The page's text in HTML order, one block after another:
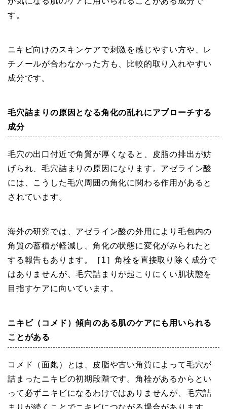
す。
ニキビ向けのスキンケアで刺激を感じやすい方や、レ
チノールが合わなかった方も、比較的取り入れやすい
成分です。
毛穴詰まりの原因となる角化の乱れにアプローチする
成分
毛穴の出口付近で角質が厚くなると、皮脂の排出が妨
げられ、毛穴詰まりの原因になります。アゼライン酸
には、こうした毛穴周囲の角化に関わる作用があると
されています。
海外の研究では、アゼライン酸の外用により毛包内の
角質の蓄積が軽減し、角化の状態に変化がみられたと
する報告もあります。［1］角栓を直接取り除く成分で
はありませんが、毛穴詰まりが起こりにくい肌状態を
目指すケアに向いています。
ニキビ（コメド）傾向のある肌のケアにも用いられる
ことがある
コメド（面皰）とは、皮脂や古い角質によって毛穴が
詰まったニキビの初期段階です。角栓があるからとい
って必ずニキビになるわけではありませんが、毛穴詰
まりが続くことでニキビにつながる場合があります。